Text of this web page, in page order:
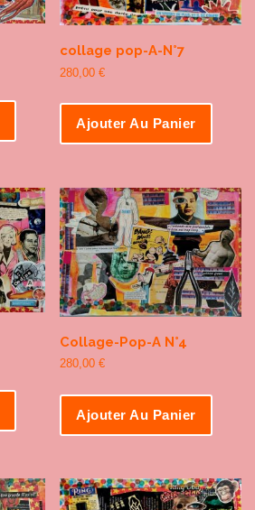
collage pop-A-N°7
280,00€
Ajouter Au Panier
Collage-Pop-A N°4
280,00€
Ajouter Au Panier